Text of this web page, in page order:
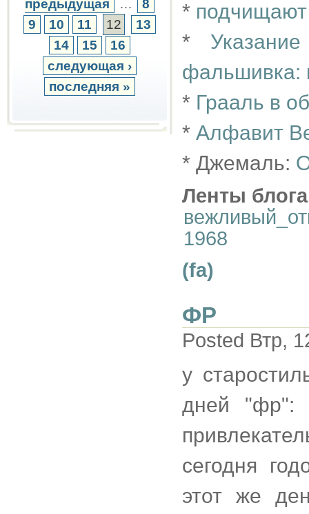
предыдущая …
8
9
10 11 12
13
14
15
16
следующая ›
последняя »
*
*
фальшивка:
* Грааль в
* Алфавит
* Джемаль:
Ленты
1968
(fa)
ФР
Posted Втр,
у
дней "фр":
сегодня
этот же